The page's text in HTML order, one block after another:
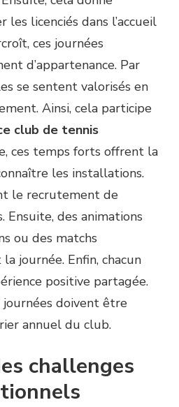
les licenciés dans l’accueil
ces journées
d’appartenance. Par
se sentent valorisés en
Ainsi, cela participe
club de tennis
ces temps forts offrent la
les installations.
le recrutement de
Ensuite, des animations
ou des matchs
journée. Enfin, chacun
positive partagée.
journées doivent être
annuel du club.
challenges